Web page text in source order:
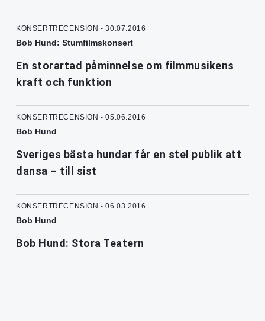
KONSERTRECENSION - 30.07.2016
Bob Hund: Stumfilmskonsert
En storartad påminnelse om filmmusikens
kraft och funktion
KONSERTRECENSION - 05.06.2016
Bob Hund
Sveriges bästa hundar får en stel publik att
dansa – till sist
KONSERTRECENSION - 06.03.2016
Bob Hund
Bob Hund: Stora Teatern